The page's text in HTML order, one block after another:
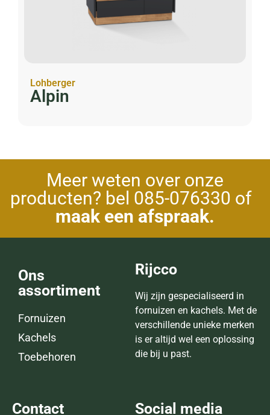
Lohberger
Alpin
Meer weten over onze
producten? bel 085-076330 of
maak een afspraak.
Ons
assortiment
Fornuizen
Kachels
Toebehoren
Rijcco
Wij zijn gespecialiseerd in
fornuizen en kachels. Met de
verschillende unieke merken
is er altijd wel een oplossing
die bij u past.
Contact Social media